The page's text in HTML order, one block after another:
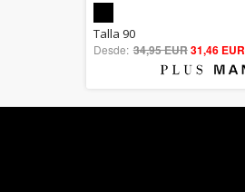
out of 5
Talla 90
Desde: 34,95 EUR31,46 EUR